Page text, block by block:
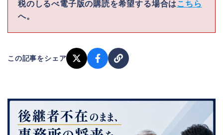
税のしるべ電子版の購読を希望する場合は こちら
へ。
この記事をシェア